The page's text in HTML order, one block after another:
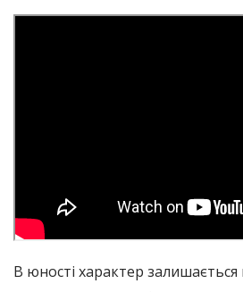
В юності характер